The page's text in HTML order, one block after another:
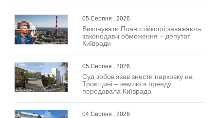
05 Серпня , 2026
Виконувати План стійкості заважають
законодавчі обмеження – депутат
Київради
05 Серпня , 2026
Суд зобов’язав знести парковку на
Троєщині – землю в оренду
передавала Київрада
04 Серпня , 2026